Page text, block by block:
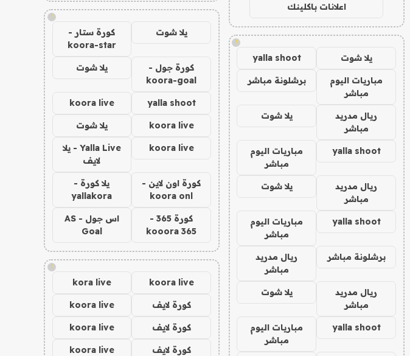
اعلانات باكلينك
!
يلا شوت yalla shoot
مباريات اليوم
مباشر
برشلونة مباشر
ريال مدريد
مباشر
يلا شوت
yalla shoot
مباريات اليوم
مباشر
ريال مدريد
مباشر
يلا شوت
yalla shoot
مباريات اليوم
مباشر
برشلونة مباشر
ريال مدريد
مباشر
ريال مدريد
مباشر
يلا شوت
yalla shoot
مباريات اليوم
مباشر
!
يلا شوت
كورة ستار -
koora-star
كورة جول -
koora-goal
يلا شوت
yalla shoot
koora live
koora live يلا شوت
koora live
Yalla Live - يلا
لايف
كورة اون لاين -
koora onl
يلا كورة -
yallakora
كورة 365 -
kooora 365
اس جول - AS
Goal
!
koora live
kora live
كورة لايف koora live
كورة لايف koora live
كورة لايف koora live